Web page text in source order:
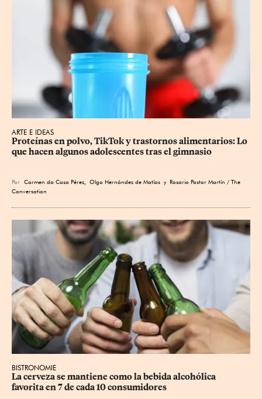
ARTE E IDEAS
Proteínas en polvo, TikTok y trastornos alimentarios: Lo
que hacen algunos adolescentes tras el gimnasio
Por Carmen da Casa Pérez Olga Hernández de Matías y Rosario Pastor Martín / The
Conversation
BISTRONOMIE
La cerveza se mantiene como la bebida alcohólica
favorita en 7 de cada 10 consumidores